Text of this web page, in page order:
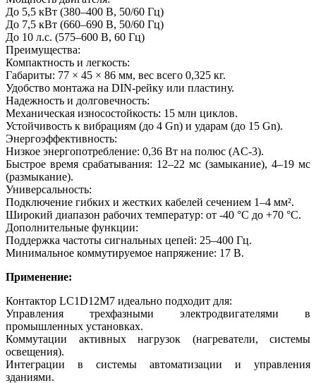
До 5,5 кВт (380–400 В, 50/60 Гц)
До 7,5 кВт (660–690 В, 50/60 Гц)
До 10 л.с. (575–600 В, 60 Гц)
Преимущества:
Компактность и легкость:
Габариты: 77 × 45 × 86 мм, вес всего 0,325 кг.
Удобство монтажа на DIN-рейку или пластину.
Надежность и долговечность:
Механическая износостойкость: 15 млн циклов.
Устойчивость к вибрациям (до 4 Gn) и ударам (до 15 Gn).
Энергоэффективность:
Низкое энергопотребление: 0,36 Вт на полюс (AC-3).
Быстрое время срабатывания: 12–22 мс (замыкание), 4–19 мс
(размыкание).
Универсальность:
Подключение гибких и жестких кабелей сечением 1–4 мм².
Широкий диапазон рабочих температур: от -40 °C до +70 °C.
Дополнительные функции:
Поддержка частоты сигнальных цепей: 25–400 Гц.
Минимальное коммутируемое напряжение: 17 В.
Применение:
Контактор LC1D12M7 идеально подходит для:
Управления трехфазными электродвигателями в
промышленных установках.
Коммутации активных нагрузок (нагреватели, системы
освещения).
Интеграции в системы автоматизации и управления
зданиями.